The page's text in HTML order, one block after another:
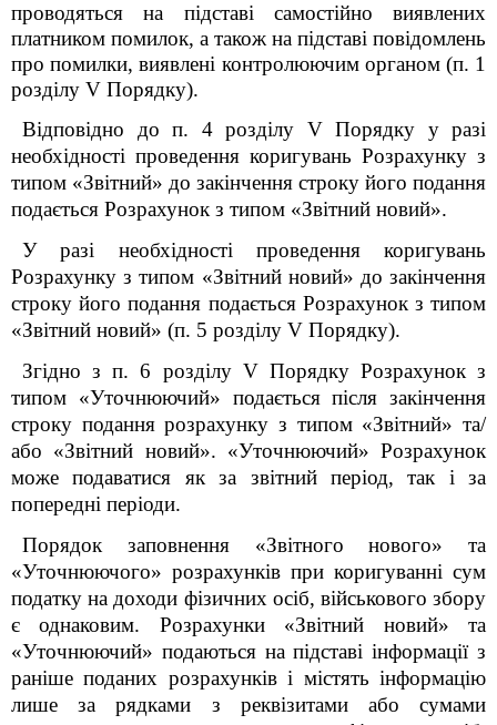
проводяться на підставі самостійно виявлених
платником помилок, а також на підставі повідомлень
про помилки, виявлені контролюючим органом (п. 1
розділу V Порядку).
Відповідно до п. 4 розділу V Порядку у разі
необхідності проведення коригувань Розрахунку з
типом «Звітний» до закінчення строку його подання
подається Розрахунок з типом «Звітний новий».
У разі необхідності проведення коригувань
Розрахунку з типом «Звітний новий» до закінчення
строку його подання подається Розрахунок з типом
«Звітний новий» (п. 5 розділу V Порядку).
Згідно з п. 6 розділу V ПорядкуРозрахунок з
типом «Уточнюючий» подається після закінчення
строку подання розрахунку з типом «Звітний» та/
або «Звітний новий». «Уточнюючий» Розрахунок
може подаватися як за звітний період, так і за
попередні періоди.
Порядок заповнення «Звітного нового» та
«Уточнюючого» розрахунків при коригуванні сум
податку на доходи фізичних осіб, військового збору
є однаковим. Розрахунки «Звітний новий» та
«Уточнюючий» подаються на підставі інформації з
раніше поданих розрахунків і містять інформацію
лише за рядками з реквізитами або сумами